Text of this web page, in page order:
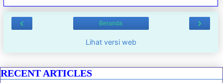
‹ ›
Beranda
Lihat versi web
RECENT ARTICLES